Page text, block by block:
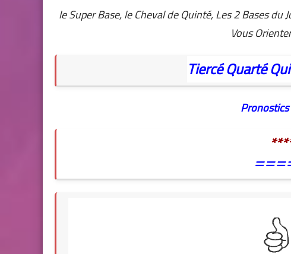
le Super Base, le Cheval de Quinté, Les 2 Bases du
Vous
TiercéQuarté